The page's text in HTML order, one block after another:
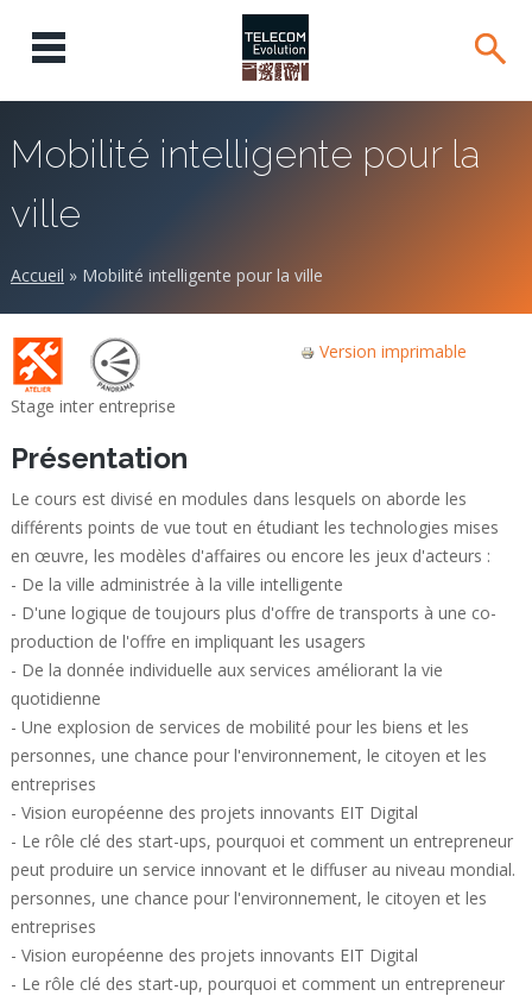
Mobilité intelligente pour la
ville
Accueil » Mobilité intelligente pour la ville
Version imprimable
Stage inter entreprise
Présentation
Le cours est divisé en modules dans lesquels on aborde les
différents points de vue tout en étudiant les technologies mises
en œuvre, les modèles d'affaires ou encore les jeux d'acteurs :
- De la ville administrée à la ville intelligente
- D'une logique de toujours plus d'offre de transports à une co-
production de l'offre en impliquant les usagers
- De la donnée individuelle aux services améliorant la vie
quotidienne
- Une explosion de services de mobilité pour les biens et les
personnes, une chance pour l'environnement, le citoyen et les
entreprises
- Vision européenne des projets innovants EIT Digital
- Le rôle clé des start-ups, pourquoi et comment un entrepreneur
peut produire un service innovant et le diffuser au niveau mondial.
personnes, une chance pour l'environnement, le citoyen et les
entreprises
- Vision européenne des projets innovants EIT Digital
- Le rôle clé des start-up, pourquoi et comment un entrepreneur